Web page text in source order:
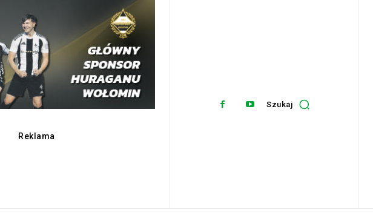
Reklama
Szukaj